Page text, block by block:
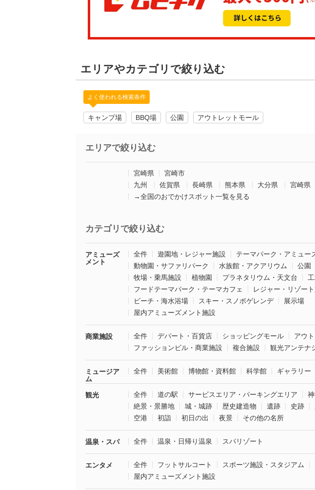
エリアやカテゴリで絞り込む
よく使われる検索条件
キャンプ場 BBQ場 公園 アウトレットモール
エリアで絞り込む
宮崎県
宮崎市
九州
佐賀県 長崎県 熊本県 大分県 宮崎県
→全国のおでかけスポット一覧を見る
カテゴリで絞り込む
アミューズ
メント
全件 遊園地・レジャー施設
テーマパーク・アミュー
動物園・サファリパーク
水族館・アクアリウム 公園
牧場・乗馬施設
植物園 プラネタリウム・天文台
フードテーマパーク・テーマカフェ
レジャー・リゾー
ビーチ・海水浴場
スキー・スノボゲレンデ
展示場
屋内アミューズメント施設
商業施設 全件 デパート・百貨店 ショッピングモール
アウ
ファッションビル・商業施設
複合施設 観光アンテナ
ミュージア
ム
全件 美術館 博物館・資料館 科学館 ギャラリー
観光 全件 道の駅 サービスエリア・パーキングエリア
絶景・景勝地
城・城跡 歴史建造物 遺跡 史跡
空港
初詣 初日の出 夜景 その他の名所
温泉・スパ 全件 温泉・日帰り温泉 スパリゾート
エンタメ 全件 フットサルコート スポーツ施設・スタジアム
屋内アミューズメント施設